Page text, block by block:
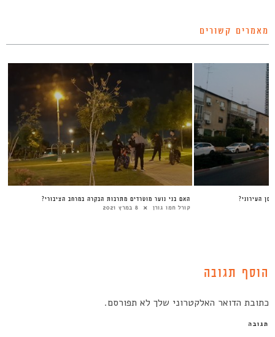
מאמרים קשורים
האם בני נוער מוטרדים מתרבות הבקרה במרחב הציבורי?
קורל חמו גורן 8 במרץ 2021
הוסף תגובה
כתובת הדואר האלקטרוני שלך לא תפורסם.
תגובה